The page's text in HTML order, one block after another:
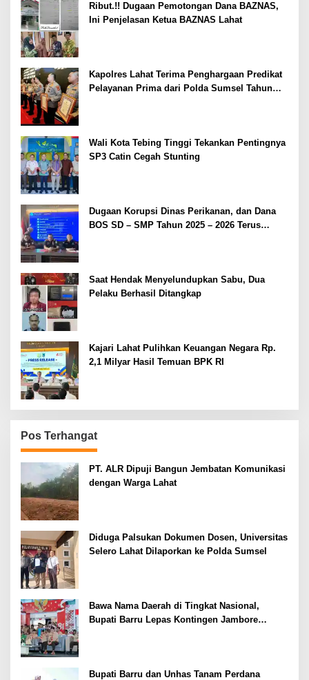
Ribut.!! Dugaan Pemotongan Dana BAZNAS,
Ini Penjelasan Ketua BAZNAS Lahat
Kapolres Lahat Terima Penghargaan Predikat
Pelayanan Prima dari Polda Sumsel Tahun
Wali Kota Tebing Tinggi Tekankan Pentingnya
SP3 Catin Cegah Stunting
Dugaan Korupsi Dinas Perikanan, dan Dana
BOS SD – SMP Tahun 2025 – 2026 Terus
Saat Hendak Menyelundupkan Sabu, Dua
Pelaku Berhasil Ditangkap
Kajari Lahat Pulihkan Keuangan Negara Rp.
2,1 Milyar Hasil Temuan BPK RI
Pos Terhangat
PT. ALR Dipuji Bangun Jembatan Komunikasi
dengan Warga Lahat
Diduga Palsukan Dokumen Dosen, Universitas
Selero Lahat Dilaporkan ke Polda Sumsel
Bawa Nama Daerah di Tingkat Nasional,
Bupati Barru Lepas Kontingen Jambore
Bupati Barru dan Unhas Tanam Perdana